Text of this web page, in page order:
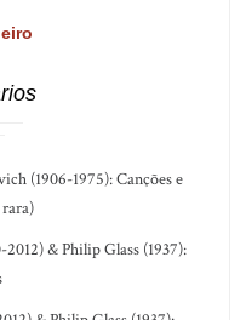
(1906-1975): Canções e
& Philip Glass (1937):